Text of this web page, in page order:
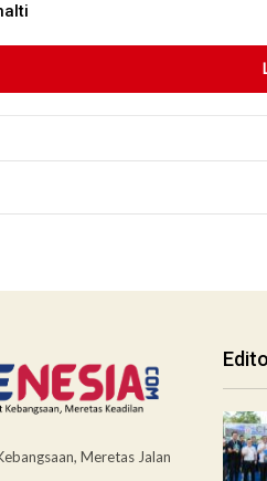
Meretas Jalan